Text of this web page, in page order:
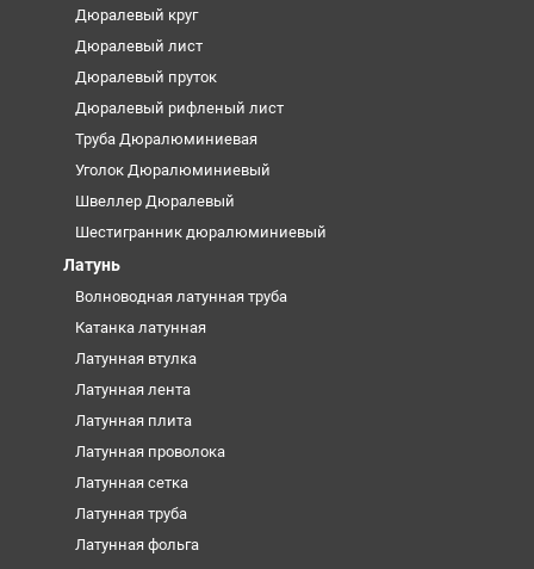
Дюралевый круг
Дюралевый лист
Дюралевый пруток
Дюралевый рифленый лист
Труба Дюралюминиевая
Уголок Дюралюминиевый
Швеллер Дюралевый
Шестигранник дюралюминиевый
Латунь
Волноводная латунная труба
Катанка латунная
Латунная втулка
Латунная лента
Латунная плита
Латунная проволока
Латунная сетка
Латунная труба
Латунная фольга